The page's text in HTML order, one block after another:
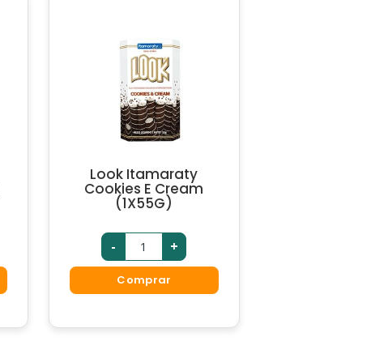
Look Itamaraty
Cookies E Cream
(1X55G)
- +
Comprar